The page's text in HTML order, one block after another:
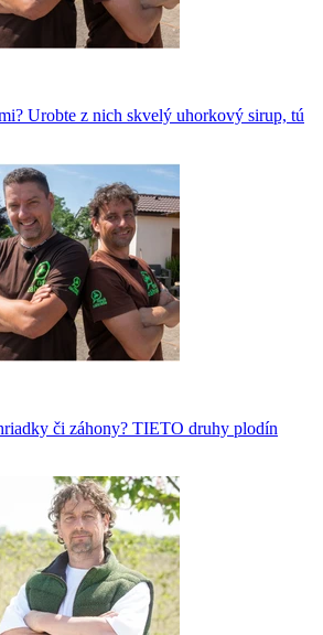
Urobte z nich skvelý uhorkový sirup, tú
či záhony? TIETO druhy plodín